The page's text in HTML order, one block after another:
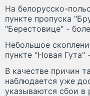
На белорусско-
пункте пропуска
"Берестовице" -
Небольшое
пункте "Новая
В качестве причин
наблюдается уже
указываются сбои в